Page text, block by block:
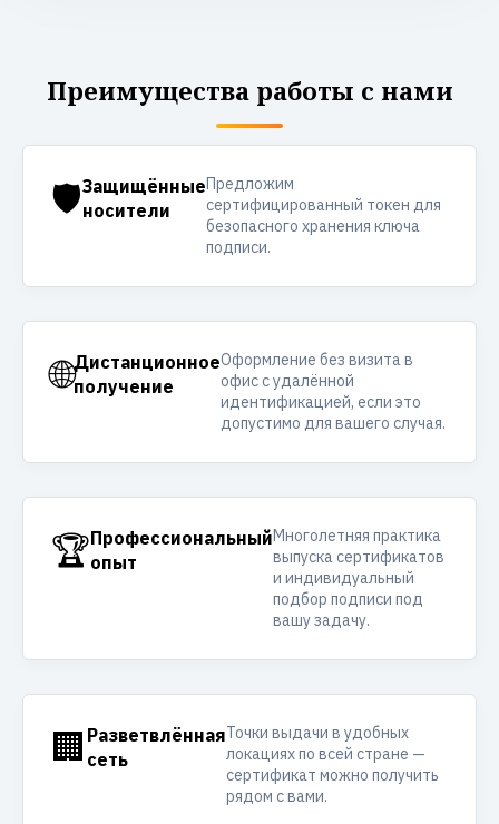
Преимущества работы с нами
🛡️Защищённые
носители
Предложим
сертифицированный токен для
безопасного хранения ключа
подписи.
🌐Дистанционное
получение
Оформление без визита в
офис с удалённой
идентификацией, если это
допустимо для вашего случая.
🏆Профессиональный
опыт
Многолетняя практика
выпуска сертификатов
и индивидуальный
подбор подписи под
вашу задачу.
🏢 Разветвлённая
сеть
Точки выдачи в удобных
локациях по всей стране —
сертификат можно получить
рядом с вами.